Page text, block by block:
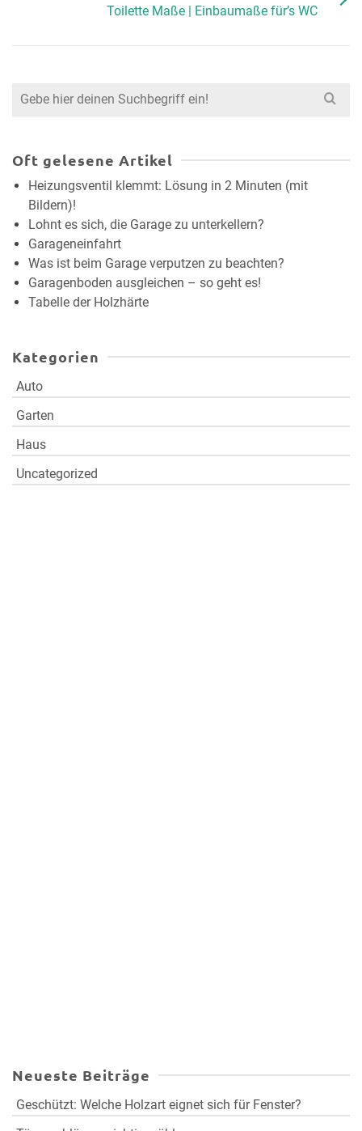
Toilette Maße | Einbaumaße für’s WC
Search
Oft gelesene Artikel
Heizungsventil klemmt: Lösung in 2 Minuten (mit
Bildern)!
Lohnt es sich, die Garage zu unterkellern?
Garageneinfahrt
Was ist beim Garage verputzen zu beachten?
Garagenboden ausgleichen – so geht es!
Tabelle der Holzhärte
Kategorien
Auto
Garten
Haus
Uncategorized
Neueste Beiträge
Geschützt: Welche Holzart eignet sich für Fenster?